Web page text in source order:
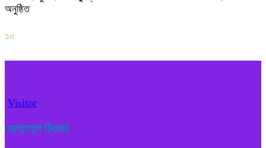
অনুষ্ঠিত
১০
Visitor
যোগাযোগ ঠিকানা